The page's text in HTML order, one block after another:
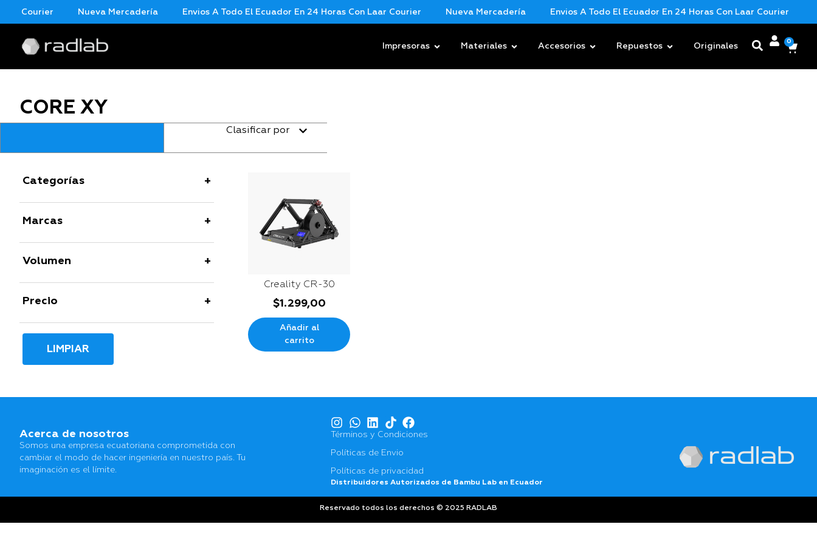
Courier Nueva Mercadería Envios A Todo El Ecuador En 24 Horas Con Laar Courier Nueva Mercadería Envios A Todo El Ecuador En 24 Horas Con Laar Courier
Impresoras Materiales Accesorios Repuestos Originales
0
CORE XY
Clasificar por
Categorías
Marcas
Volumen
Precio
LIMPIAR
Creality CR-30
$1.299,00
Añadir al
carrito
Acerca de nosotros
Somos una empresa ecuatoriana comprometida con
cambiar el modo de hacer ingeniería en nuestro país. Tu
imaginación es el límite.
Términos y Condiciones
Políticas de Envio
Políticas de privacidad
Distribuidores Autorizados de Bambu Lab en Ecuador
Reservado todos los derechos © 2025 RADLAB